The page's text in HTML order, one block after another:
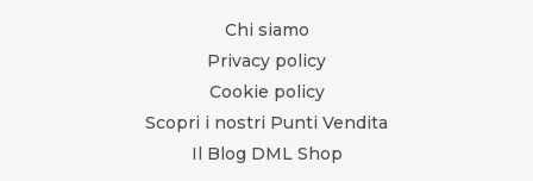
Chi siamo
Privacy policy
Cookie policy
Scopri i nostri Punti Vendita
Il Blog DML Shop